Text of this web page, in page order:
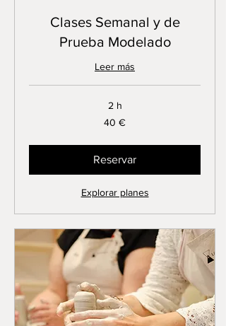
Clases Semanal y de
Prueba Modelado
Leer más
2 h
40 €
Reservar
Explorar planes